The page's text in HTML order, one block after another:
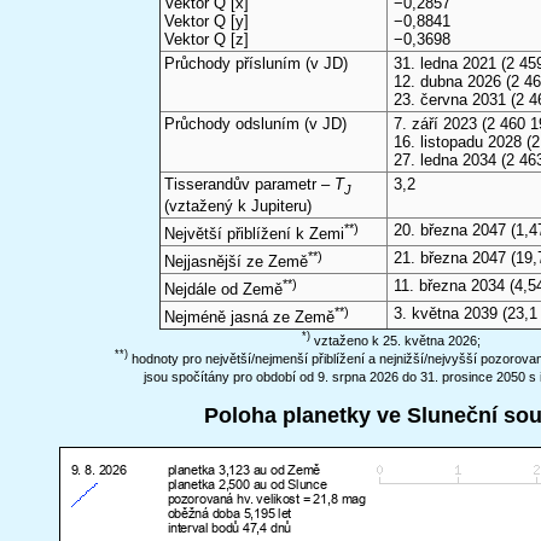
Vektor Q [y]
Vektor Q [z]
−0,8841
−0,3698
Průchody přísluním (v JD) 31. ledna 2021 (2
12. dubna 2026 (2
23. června 2031 (2
Průchody odsluním (v JD) 7. září 2023 (2 460
16. listopadu 2028
27. ledna 2034 (2
Tisserandův parametr – TJ
(vztažený k Jupiteru)
3,2
Největší přiblížení k Zemi**) 20. března 2047
Nejjasnější ze Země**) 21. března 2047
Nejdále od Země**) 11. března 2034
Nejméně jasná ze Země**) 3. května 2039
*) vztaženo k 25. května 2026;
**) hodnoty pro největší/nejmenší přiblížení a nejnižší/nejvyšší
jsou spočítány pro období od 9. srpna 2026 do 31. prosince 2050 s
Poloha planetky ve Sluneční